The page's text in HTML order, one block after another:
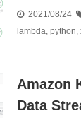
2021/08/24
lambda, python,
Amazon
Data